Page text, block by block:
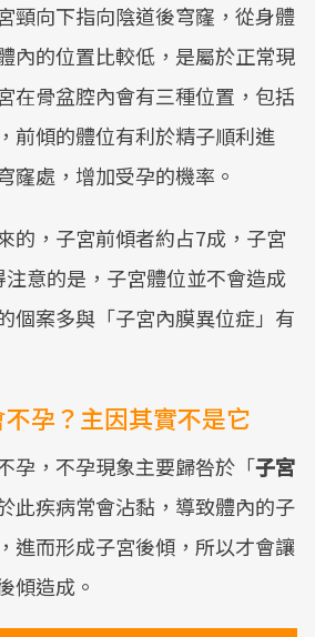
頸向下指向陰道後穹窿，從身體
內的位置比較低，是屬於正常現
在骨盆腔內會有三種位置，包括
前傾的體位有利於精子順利進
窿處，增加受孕的機率。
的，子宮前傾者約占7成，子宮
意的是，子宮體位並不會造成
個案多與「子宮內膜異位症」有
孕？主因其實不是它
孕，不孕現象主要歸咎於「子宮
此疾病常會沾黏，導致體內的子
進而形成子宮後傾，所以才會讓
傾造成。